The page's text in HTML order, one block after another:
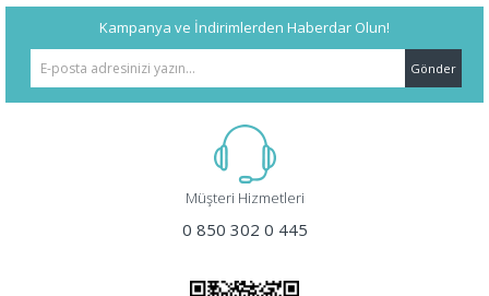
Kampanya ve İndirimlerden Haberdar Olun!
Gönder
Müşteri Hizmetleri
0 850 302 0 445